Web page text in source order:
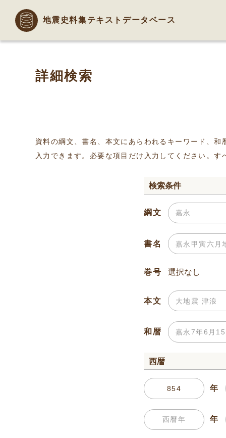
地震史料集テキストデータベース
詳細検索
資料の綱文、書名、本文にあらわれるキーワード、
入力できます。必要な項目だけ入力してください。
検索条件
綱文
書名
巻号
本文
和暦
西暦
年
年